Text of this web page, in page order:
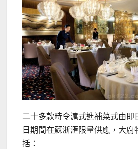
二十多款時令滬式進補菜式由即
日期間在蘇浙滙限量供應，大
括：